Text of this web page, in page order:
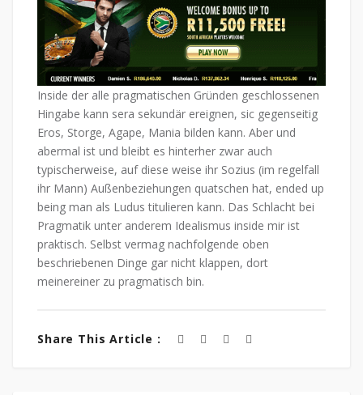
Inside der alle pragmatischen Gründen geschlossenen
Hingabe kann sera sekundär ereignen, sic gegenseitig
Eros, Storge, Agape, Mania bilden kann. Aber und
abermal ist und bleibt es hinterher zwar auch
typischerweise, auf diese weise ihr Sozius (im regelfall
ihr Mann) Außenbeziehungen quatschen hat, ended up
being man als Ludus titulieren kann. Das Schlacht bei
Pragmatik unter anderem Idealismus inside mir ist
praktisch. Selbst vermag nachfolgende oben
beschriebenen Dinge gar nicht klappen, dort
meinereiner zu pragmatisch bin.
Share This Article :